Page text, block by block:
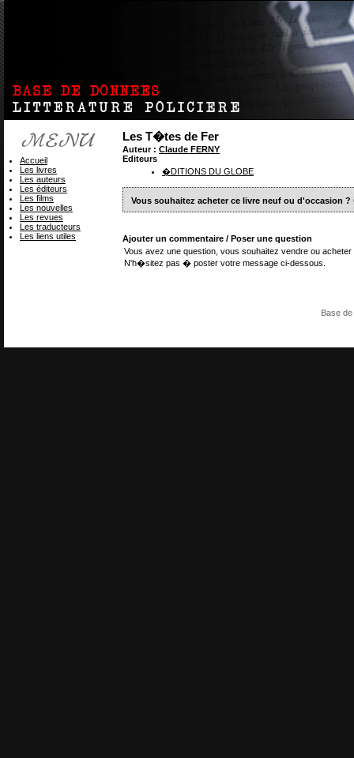
Les T�tes de Fer
Auteur : Claude FERNY
Editeurs
�DITIONS DU GLOBE
Vous souhaitez acheter ce livre neuf ou d'occasion ?
Ajouter un commentaire / Poser une question
Vous avez une question, vous souhaitez vendre ou
N'h�sitez pas � poster votre message ci-dessous.
Accueil
Les livres
Les auteurs
Les éditeurs
Les films
Les nouvelles
Les revues
Les traducteurs
Les liens utiles
Base